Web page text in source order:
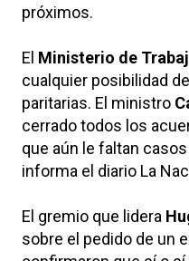
próximos.
El Ministerio de
cualquier posibilidad
paritarias. El ministro
cerrado todos los
que aún le faltan
informa el diario La
El gremio que lidera
sobre el pedido de un